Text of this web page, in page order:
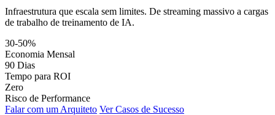
Infraestrutura que escala sem limites. De streaming massivo a cargas
de trabalho de treinamento de IA.
30-50%
Economia Mensal
90 Dias
Tempo para ROI
Zero
Risco de Performance
Falar com um Arquiteto Ver Casos de Sucesso